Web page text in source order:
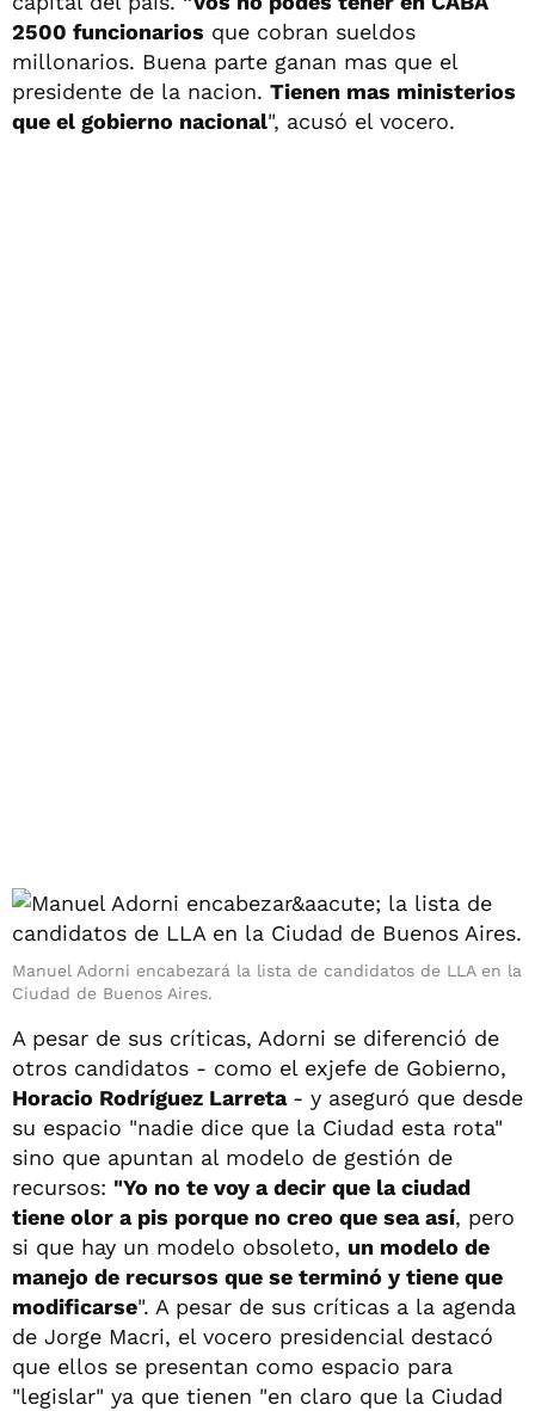
2500 funcionarios que cobran sueldos
millonarios. Buena parte ganan mas que el
presidente de la nacion. Tienen mas ministerios
que el gobierno nacional", acusó el vocero.
Manuel Adorni encabezará la lista de candidatos de LLA en la
Ciudad de Buenos Aires.
A pesar de sus críticas, Adorni se diferenció de
otros candidatos - como el exjefe de Gobierno,
Horacio Rodríguez Larreta - y aseguró que desde
su espacio "nadie dice que la Ciudad esta rota"
sino que apuntan al modelo de gestión de
recursos: "Yo no te voy a decir que la ciudad
tiene olor a pis porque no creo que sea así, pero
si que hay un modelo obsoleto, un modelo de
manejo de recursos que se terminó y tiene que
modificarse". A pesar de sus críticas a la agenda
de Jorge Macri, el vocero presidencial destacó
que ellos se presentan como espacio para
"legislar" ya que tienen "en claro que la Ciudad